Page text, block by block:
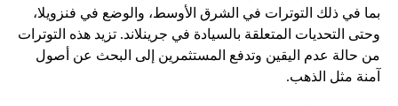
بما في ذلك التوترات في الشرق الأوسط، والوضع في فنزويلا،
وحتى التحديات المتعلقة بالسيادة في جرينلاند. تزيد هذه التوترات
من حالة عدم اليقين وتدفع المستثمرين إلى البحث عن أصول
آمنة مثل الذهب.